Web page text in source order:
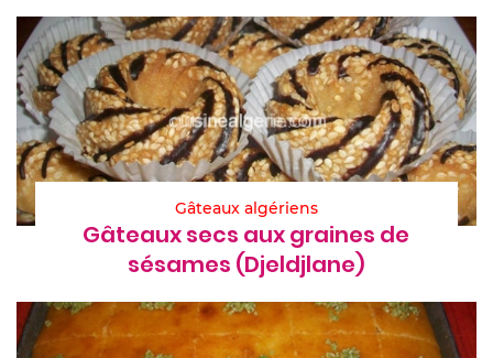
Gâteaux algériens
Gâteaux secs aux graines de
sésames (Djeldjlane)